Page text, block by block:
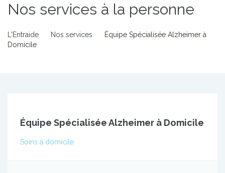
Nos services à la personne
L'Entraide Nos services
Équipe Spécialisée Alzheimer à
Domicile
Équipe Spécialisée Alzheimer à Domicile
Soins à domicile